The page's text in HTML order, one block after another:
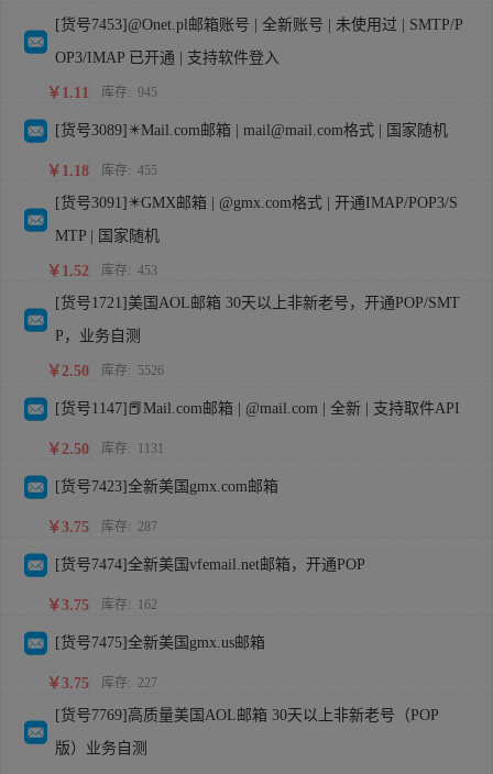
[货号7453]@Onet.pl邮箱账号 | 全新账号 | 未使用过 | SMTP/P
OP3/IMAP 已开通 | 支持软件登入
￥1.11 库存: 945
[货号3089]✴️Mail.com邮箱 | mail@mail.com格式 | 国家随机
￥1.18 库存: 455
[货号3091]✴️GMX邮箱 | @gmx.com格式 | 开通IMAP/POP3/S
MTP | 国家随机
￥1.52 库存: 453
[货号1721]美国AOL邮箱 30天以上非新老号，开通POP/SMT
P，业务自测
￥2.50 库存: 5526
[货号1147]📕Mail.com邮箱 | @mail.com | 全新 | 支持取件API
￥2.50 库存: 1131
[货号7423]全新美国gmx.com邮箱
￥3.75 库存: 287
[货号7474]全新美国vfemail.net邮箱，开通POP
￥3.75 库存: 162
[货号7475]全新美国gmx.us邮箱
￥3.75 库存: 227
[货号7769]高质量美国AOL邮箱 30天以上非新老号（POP
版）业务自测